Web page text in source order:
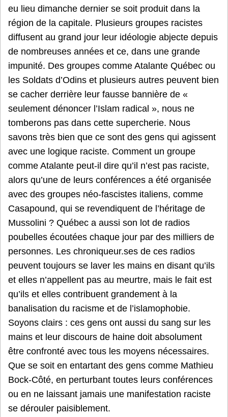
eu lieu dimanche dernier se soit produit dans la
région de la capitale. Plusieurs groupes racistes
diffusent au grand jour leur idéologie abjecte depuis
de nombreuses années et ce, dans une grande
impunité. Des groupes comme Atalante Québec ou
les Soldats d’Odins et plusieurs autres peuvent bien
se cacher derrière leur fausse bannière de «
seulement dénoncer l’Islam radical », nous ne
tomberons pas dans cette supercherie. Nous
savons très bien que ce sont des gens qui agissent
avec une logique raciste. Comment un groupe
comme Atalante peut-il dire qu’il n’est pas raciste,
alors qu’une de leurs conférences a été organisée
avec des groupes néo-fascistes italiens, comme
Casapound, qui se revendiquent de l’héritage de
Mussolini ? Québec a aussi son lot de radios
poubelles écoutées chaque jour par des milliers de
personnes. Les chroniqueur.ses de ces radios
peuvent toujours se laver les mains en disant qu’ils
et elles n’appellent pas au meurtre, mais le fait est
qu’ils et elles contribuent grandement à la
banalisation du racisme et de l’islamophobie.
Soyons clairs : ces gens ont aussi du sang sur les
mains et leur discours de haine doit absolument
être confronté avec tous les moyens nécessaires.
Que se soit en entartant des gens comme Mathieu
Bock-Côté, en perturbant toutes leurs conférences
ou en ne laissant jamais une manifestation raciste
se dérouler paisiblement.